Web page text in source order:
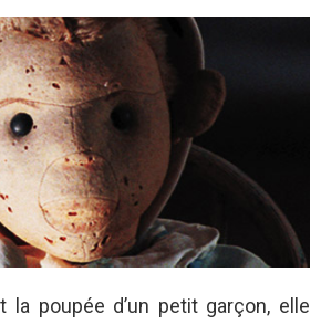
la poupée d’un petit garçon, elle